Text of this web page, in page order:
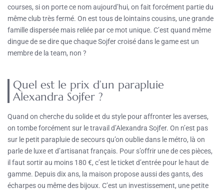
courses, si on porte ce nom aujourd’hui, on fait forcément partie du
même club très fermé. On est tous de lointains cousins, une grande
famille dispersée mais reliée par ce mot unique. C’est quand même
dingue de se dire que chaque Sojfer croisé dans le game est un
membre de la team, non ?
Quel est le prix d’un parapluie
Alexandra Sojfer ?
Quand on cherche du solide et du style pour affronter les averses,
on tombe forcément sur le travail d’Alexandra Sojfer. On n’est pas
sur le petit parapluie de secours qu’on oublie dans le métro, là on
parle de luxe et d’artisanat français. Pour s’offrir une de ces pièces,
il faut sortir au moins 180 €, c’est le ticket d’entrée pour le haut de
gamme. Depuis dix ans, la maison propose aussi des gants, des
écharpes ou même des bijoux. C’est un investissement, une petite